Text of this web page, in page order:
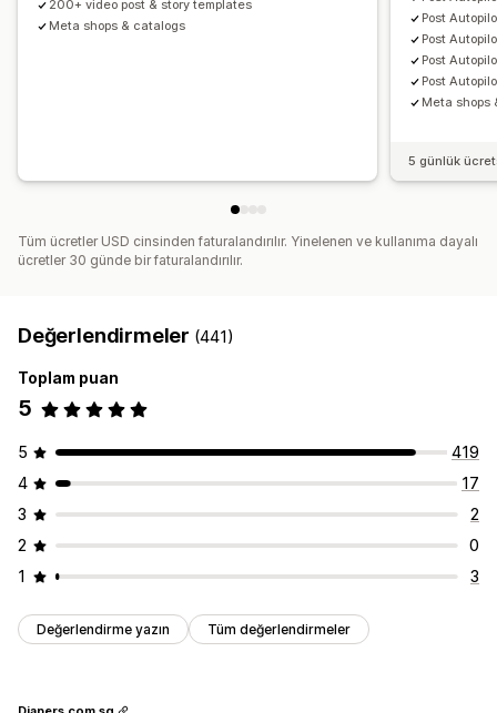
200+ video post & story templates
Meta shops & catalogs
Post
Post
Post
Post
Meta shops
5 günlük
Tüm ücretler USD cinsinden faturalandırılır. Yinelenen ve kullanıma dayalı
ücretler 30 günde bir faturalandırılır.
Değerlendirmeler (441)
Toplam puan
5
5
419
4
17
3
2
2
0
1
3
Değerlendirme yazın Tüm değerlendirmeler